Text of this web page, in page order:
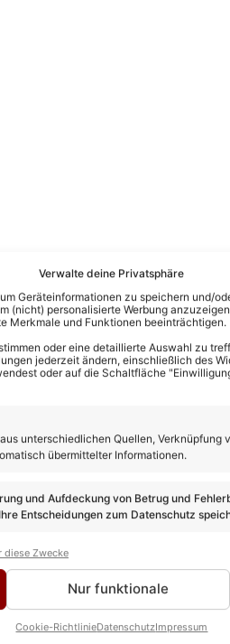
Verwalte deine Privatsphäre
Geräteinformationen zu speichern und/
(nicht) personalisierte Werbung
Merkmale und Funktionen beeinträchtigen.
oder eine detaillierte Auswahl zu
jederzeit ändern, einschließlich des
oder auf die Schaltfläche
unterschiedlichen Quellen, Verknüpfung
übermittelter Informationen.
und Aufdeckung von Betrug und
Entscheidungen zum Datenschutz
diese Zwecke
Nur funktionale
Cookie-RichtlinieDatenschutzImpressum
Schwester von
heuerteSarah Zuckerbeim Kaiser
schon jetzt gelohnt – alle
Apropos Zucker:Auch Sarahs